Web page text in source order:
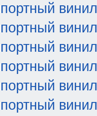
винил
винил
винил
винил
винил
винил